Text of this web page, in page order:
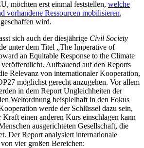
möchten erst einmal feststellen, welche
vorhandene Ressourcen mobilisieren,
wird.
sich auch der diesjährige Civil Society
unter dem Titel „The Imperative of
an Equitable Response to the Climate
Aufbauend auf den Reports
Relevanz von internationaler Kooperation,
möglichst gerecht anzugehen. Vor allem
in dem Report Ungleichheiten der
Weltordnung beispielhaft in den Fokus
werde der Schlüssel dazu sein,
Kraft einen anderen Kurs einschlagen kann
ausgerichteten Gesellschaft, die
Der Report analysiert internationale
vier großen Bereichen: